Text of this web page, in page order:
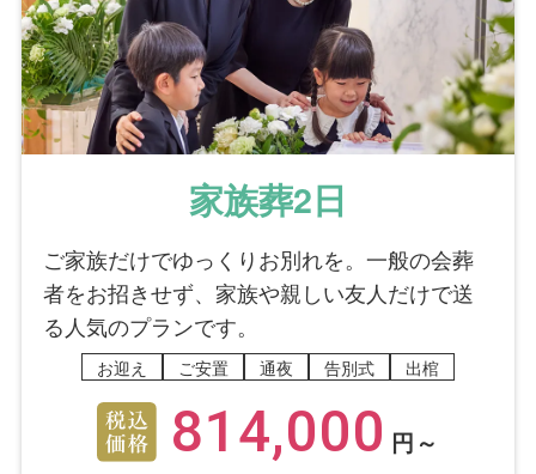
家族葬2日
ご家族だけでゆっくりお別れを。一般の会葬
者をお招きせず、家族や親しい友人だけで送
る人気のプランです。
お迎え ご安置 通夜 告別式 出棺
814,000 円～